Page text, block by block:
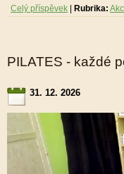
Celý příspěvek Rubrika:
PILATES - každé
31. 12. 2026